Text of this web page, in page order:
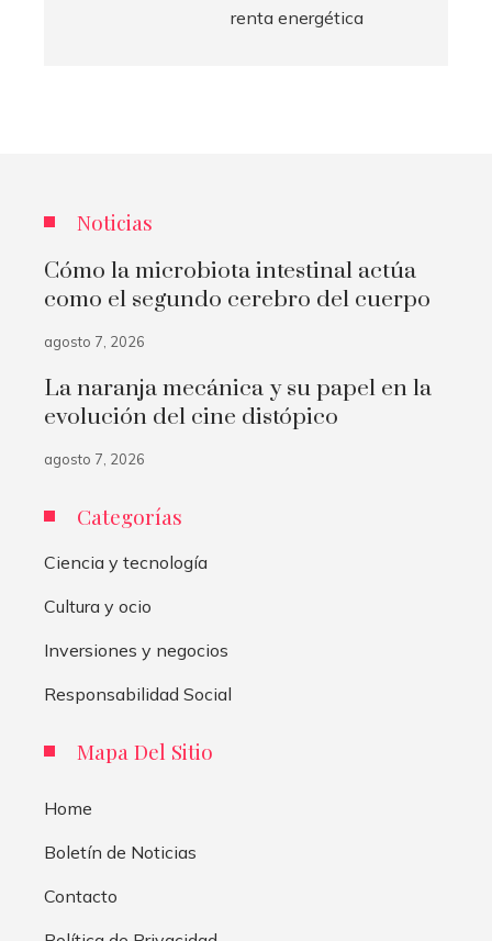
renta energética
Noticias
Cómo la microbiota intestinal actúa
como el segundo cerebro del cuerpo
agosto 7, 2026
La naranja mecánica y su papel en la
evolución del cine distópico
agosto 7, 2026
Categorías
Ciencia y tecnología
Cultura y ocio
Inversiones y negocios
Responsabilidad Social
Mapa Del Sitio
Home
Boletín de Noticias
Contacto